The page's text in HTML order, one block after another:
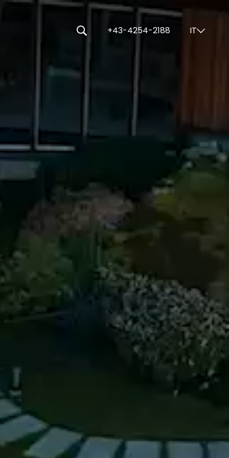
🔍
+43-4254-2188 IT⌄